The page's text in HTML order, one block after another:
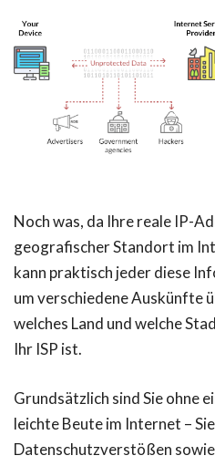
Noch was, da Ihre reale IP-
geografischer Standort im
kann praktisch jeder diese
um verschiedene Auskünfte
welches Land und welche
Ihr ISP ist.
Grundsätzlich sind Sie ohne
leichte Beute im Internet –
Datenschutzverstößen